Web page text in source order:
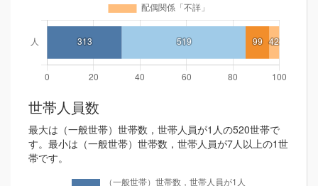
世帯人員数
最大は（一般世帯）世帯数，世帯人員が1人の520世帯で
す。最小は（一般世帯）世帯数，世帯人員が7人以上の1世
帯です。